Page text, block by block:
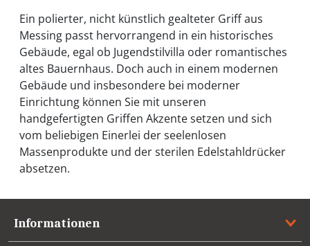
Ein polierter, nicht künstlich gealteter Griff aus
Messing passt hervorrangend in ein historisches
Gebäude, egal ob Jugendstilvilla oder romantisches
altes Bauernhaus. Doch auch in einem modernen
Gebäude und insbesondere bei moderner
Einrichtung können Sie mit unseren
handgefertigten Griffen Akzente setzen und sich
vom beliebigen Einerlei der seelenlosen
Massenprodukte und der sterilen Edelstahldrücker
absetzen.
Informationen